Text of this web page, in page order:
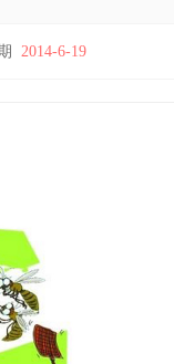
2014-6-19